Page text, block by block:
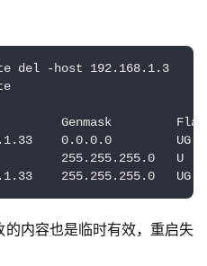
del -host 192.168.1.3
Genmask
0.0.0.0         UG
255.255.255.0   U
255.255.255.0   UG
内容也是临时有效，重启失